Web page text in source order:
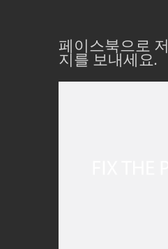
페이스북으로
지를 보내세요.